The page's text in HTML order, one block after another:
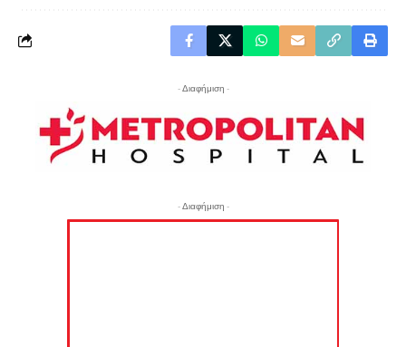
- Διαφήμιση -
- Διαφήμιση -